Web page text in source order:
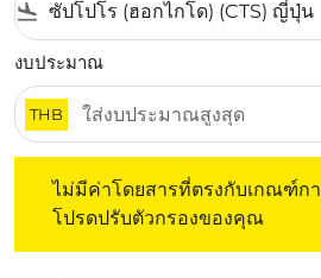
flight_land
งบประมาณ
THB
ไม่มีค่าโดยสารที่ตรงกับเกณฑ์ก
โปรดปรับตัวกรองของคุณ